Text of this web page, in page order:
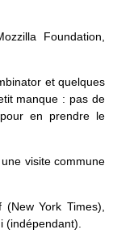
Foundation,
et quelques
manque : pas de
en prendre le
une visite commune
(New York Times),
(indépendant).